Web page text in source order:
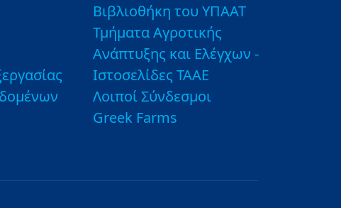
Βιβλιοθήκη του ΥΠΑΑΤ
Τμήματα Αγροτικής
Ανάπτυξης και Ελέγχων -
Ιστοσελίδες ΤΑΑΕ
Λοιποί Σύνδεσμοι
Greek Farms